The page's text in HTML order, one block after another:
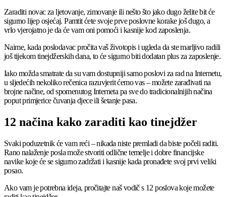
Zaraditi novac za ljetovanje, zimovanje ili nešto što jako dugo želite bit će
sigurno lijep osjećaj. Pamtit ćete svoje prve poslovne korake još dugo, a
vrlo vjerojatno je da će vam oni pomoći i kasnije kod zaposlenja.
Naime, kada poslodavac pročita vaš životopis i ugleda da ste marljivo radili
još tijekom tinejdžerskih dana, to će sigurno biti dodatan plus za zaposlenje.
Iako možda smatrate da su vam dostupniji samo poslovi za rad na Internetu,
u sljedećih nekoliko rečenica razuvjerit ćemo vas – možete zarađivati na
brojne načine, od spomenutog Interneta pa sve do tradicionalnijih načina
poput primjerice čuvanja djece ili šetanje pasa.
12 načina kako zaraditi kao tinejdžer
Svaki poduzetnik će vam reći – nikada niste premladi da biste počeli raditi.
Rano nalaženje posla može stvoriti odlične temelje i dobre financijske
navike koje će se sigurno zadržati i kasnije kada pronađete svoj prvi veliki
posao.
Ako vam je potrebna ideja, pročitajte naš vodič s 12 poslova koje možete